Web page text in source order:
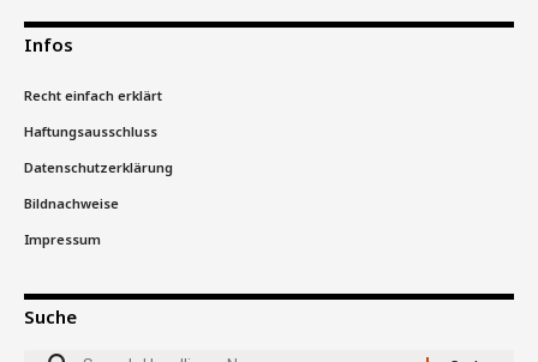
Infos
Recht einfach erklärt
Haftungsausschluss
Datenschutzerklärung
Bildnachweise
Impressum
Suche